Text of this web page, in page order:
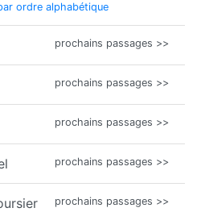
ordre alphabétique
prochains passages >>
prochains passages >>
prochains passages >>
prochains passages >>
prochains passages >>